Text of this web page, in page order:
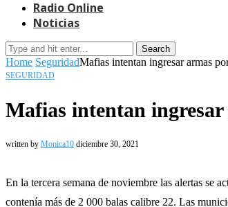
Radio Online
Noticias
Search
Home SeguridadMafias intentan ingresar armas
SEGURIDAD
Mafias intentan ingresar
written by Monica10 diciembre 30, 2021
En la tercera semana de noviembre las alertas se
contenía más de 2 000 balas calibre 22. Las